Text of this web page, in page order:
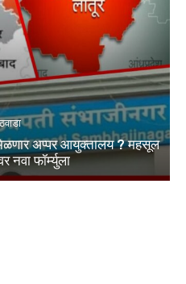
अप्पर आयुक्तालय ? महसूल
नवा फॉर्म्युला